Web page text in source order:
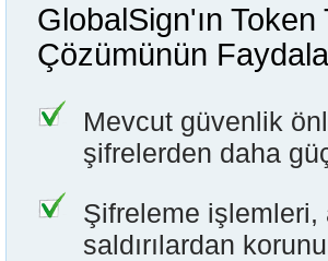
GlobalSign'ın
Çözümünün
Mevcut güvenlik
şifrelerden daha
Şifreleme
saldırılardan